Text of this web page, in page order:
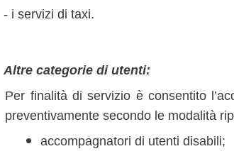
‐i servizi di taxi.
Altre categorie di utenti:
Per finalità di servizio è consentito
preventivamente secondo le modalità
accompagnatori di utenti disabili;